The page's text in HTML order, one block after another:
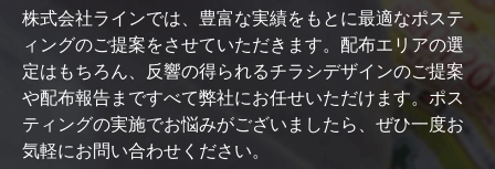
株式会社ラインでは、豊富な実績をもとに最適なポステ
ィングのご提案をさせていただきます。配布エリアの選
定はもちろん、反響の得られるチラシデザインのご提案
や配布報告まですべて弊社にお任せいただけます。ポス
ティングの実施でお悩みがございましたら、ぜひ一度お
気軽にお問い合わせください。